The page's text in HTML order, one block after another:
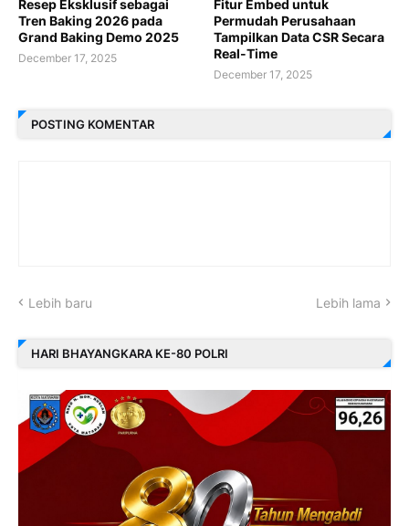
Resep Eksklusif sebagai
Tren Baking 2026 pada
Grand Baking Demo 2025
December 17, 2025
Fitur Embed untuk
Permudah Perusahaan
Tampilkan Data CSR Secara
Real-Time
December 17, 2025
POSTING KOMENTAR
Lebih baru Lebih lama
HARI BHAYANGKARA KE-80 POLRI